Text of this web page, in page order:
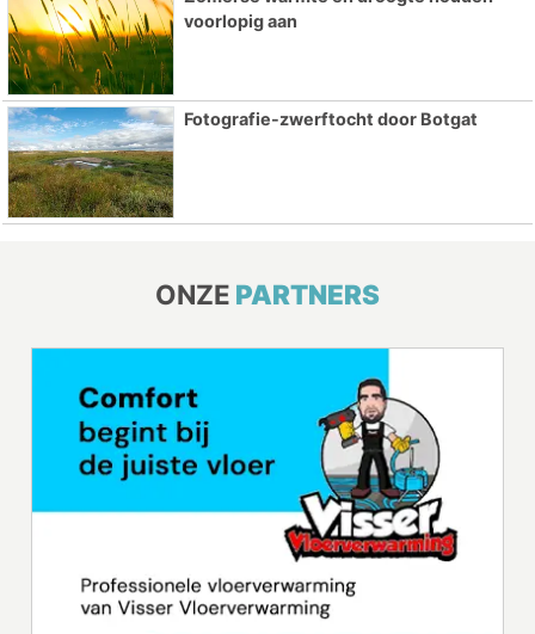
voorlopig aan
Fotografie-zwerftocht door Botgat
ONZE PARTNERS